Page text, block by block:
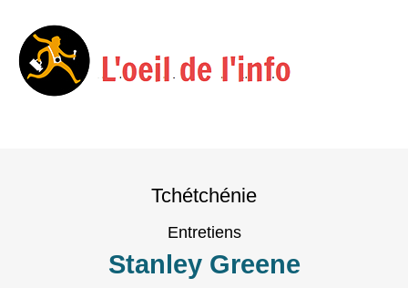
Tchétchénie
Entretiens
Stanley Greene